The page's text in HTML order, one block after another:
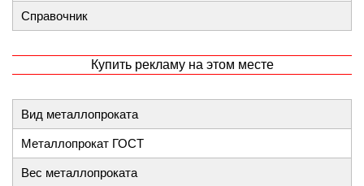
Справочник
Купить рекламу на этом месте
Вид металлопроката
Металлопрокат ГОСТ
Вес металлопроката